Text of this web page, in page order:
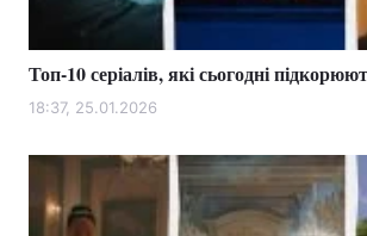
Топ-10 серіалів, які сьогодні
18:37, 25.01.2026